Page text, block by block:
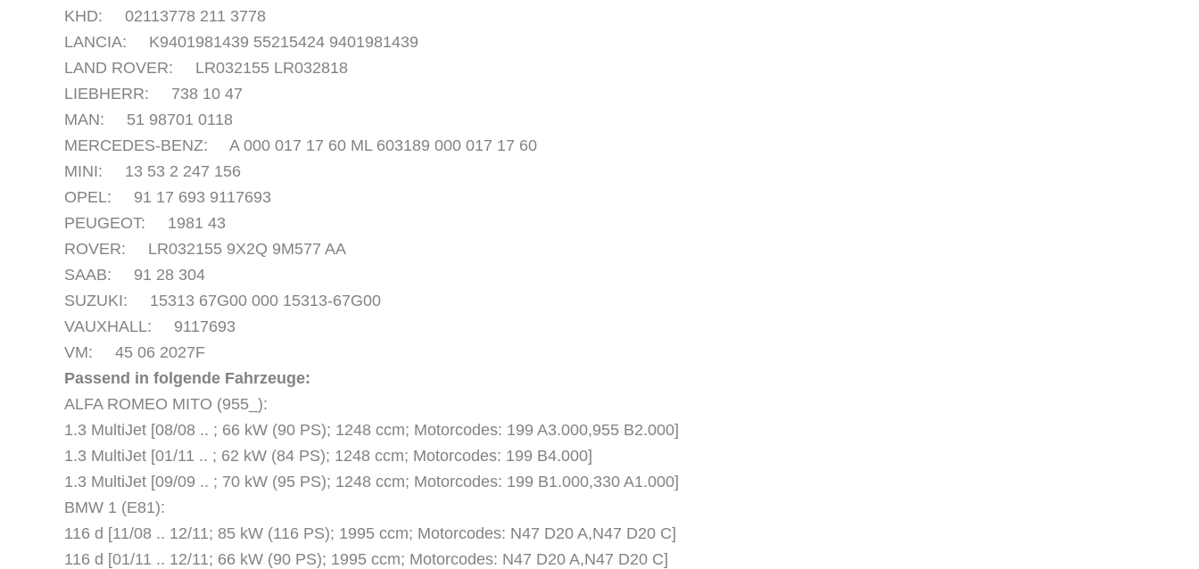
KHD: 02113778 211 3778
LANCIA: K9401981439 55215424 9401981439
LAND ROVER: LR032155 LR032818
LIEBHERR: 738 10 47
MAN: 51 98701 0118
MERCEDES-BENZ: A 000 017 17 60 ML 603189 000 017 17 60
MINI: 13 53 2 247 156
OPEL: 91 17 693 9117693
PEUGEOT: 1981 43
ROVER: LR032155 9X2Q 9M577 AA
SAAB: 91 28 304
SUZUKI: 15313 67G00 000 15313-67G00
VAUXHALL: 9117693
VM: 45 06 2027F
Passend in folgende Fahrzeuge:
ALFA ROMEO MITO (955_):
1.3 MultiJet [08/08 .. ; 66 kW (90 PS); 1248 ccm; Motorcodes: 199 A3.000,955 B2.000]
1.3 MultiJet [01/11 .. ; 62 kW (84 PS); 1248 ccm; Motorcodes: 199 B4.000]
1.3 MultiJet [09/09 .. ; 70 kW (95 PS); 1248 ccm; Motorcodes: 199 B1.000,330 A1.000]
BMW 1 (E81):
116 d [11/08 .. 12/11; 85 kW (116 PS); 1995 ccm; Motorcodes: N47 D20 A,N47 D20 C]
116 d [01/11 .. 12/11; 66 kW (90 PS); 1995 ccm; Motorcodes: N47 D20 A,N47 D20 C]